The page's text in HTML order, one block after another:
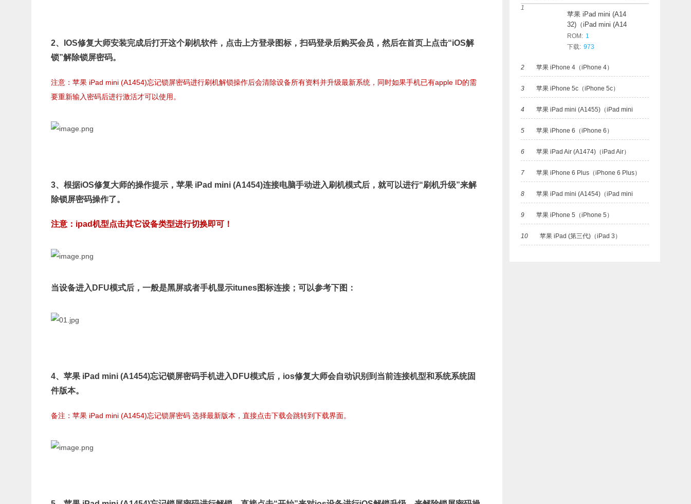
2、IOS修复大师安装完成后打开这个刷机软件，点击上方登录图标，扫码登录后购买会员 ，然后在首页上点击“iOS解
锁”解除锁屏密码。
注意：苹果 iPad mini (A1454)忘记锁屏密码进行刷机解锁操作后会清除设备所有资料并升级最新系统，同时如果手机已有apple ID的需
要重新输入密码后进行激活才可以使用。
3、根据iOS修复大师的操作提示，苹果 iPad mini (A1454)连接电脑手动进入刷机模式后，就可以进行“刷机升级”来解
除锁屏密码操作了。
注意：ipad机型点击其它设备类型进行切换即可！
当设备进入DFU模式后，一般是黑屏或者手机显示itunes图标连接；可以参考下图：
4、苹果 iPad mini (A1454)忘记锁屏密码手机进入DFU模式后，ios修复大师会自动识别到当前连接机型和系统系统固
件版本。
备注：苹果 iPad mini (A1454)忘记锁屏密码 选择最新版本，直接点击下载会跳转到下载界面。
1
苹果 iPad mini (A14
32)（iPad mini (A14
32)）
ROM: 1
下载: 973
2 苹果 iPhone 4（iPhone 4）
3 苹果 iPhone 5c（iPhone 5c）
4 苹果 iPad mini (A1455)（iPad mini
(A1455)）
5 苹果 iPhone 6（iPhone 6）
6 苹果 iPad Air (A1474)（iPad Air）
7 苹果 iPhone 6 Plus（iPhone 6 Plus）
8 苹果 iPad mini (A1454)（iPad mini
(A1454)）
9 苹果 iPhone 5（iPhone 5）
10 苹果 iPad (第三代)（iPad 3）